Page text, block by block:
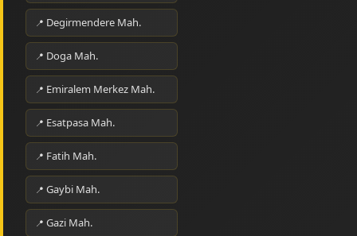
Degirmendere Mah.
Doga Mah.
Emiralem Merkez Mah.
Esatpasa Mah.
Fatih Mah.
Gaybi Mah.
Gazi Mah.